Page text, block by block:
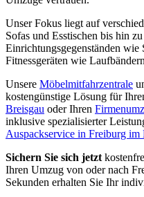
Unser Fokus liegt auf
Sofas und Esstischen bis hin
Einrichtungsgegenständen
Fitnessgeräten wie
Unsere Möbelmitfahrzentrale
kostengünstige Lösung für
Breisgau oder Ihren
inklusive spezialisierter
Auspackservice in Freiburg im
Sichern Sie sich jetzt
Ihren Umzug von oder nach
Sekunden erhalten Sie Ihr